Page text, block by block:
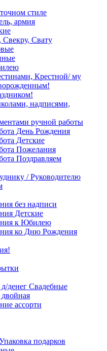
стиле
армия
Свату
Крестной/ му
надписями,
ручной работы
День Рождения
Детские
Пожелания
Поздравляем
/ Руководителю
без надписи
Детские
к Юбилею
ко Дню Рождения
денег Свадебные
ассорти
подарков